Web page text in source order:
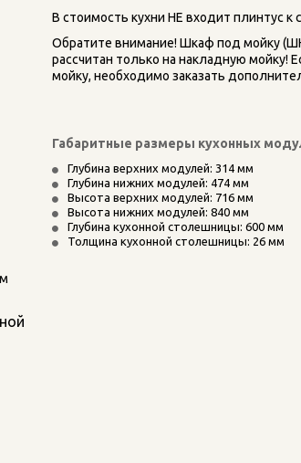
В стоимость кухни НЕ входит плинтус
Обратите внимание! Шкаф под мойку
рассчитан только на накладную мойку!
мойку, необходимо заказать
Габаритные размеры кухонных
Глубина верхних модулей: 314 мм
Глубина нижних модулей: 474 мм
Высота верхних модулей: 716 мм
Высота нижних модулей: 840 мм
Глубина кухонной столешницы: 600 мм
Толщина кухонной столешницы: 26 мм